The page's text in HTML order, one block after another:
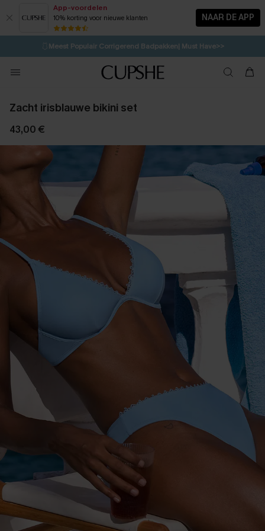
App-voordelen
10% korting voor nieuwe klanten NAAR DE APP
⚡️LAATSTE KANS | Tot 50% korting>>
🩱Meest Populair Corrigerend Badpakken| Must Have>>
💌Abonneer je & ontvang tot 15% korting>>
Koop 3, krijg 15% korting | CODE: SW15
Zacht irisblauwe bikini set
43,00 €